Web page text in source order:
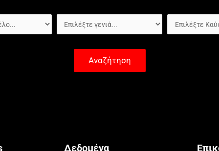
Αναζήτηση
Δεδομένα